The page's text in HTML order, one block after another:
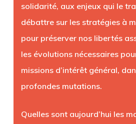
solidarité, aux enjeux qui le
débattre sur les stratégies à
pour préserver nos libertés
les évolutions nécessaires
missions d’intérêt général,
profondes mutations.
Quelles sont aujourd’hui les